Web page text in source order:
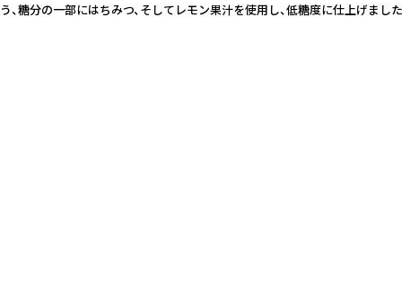
一部にはちみつ、そしてレモン果汁を使用し、低糖度に仕上げま